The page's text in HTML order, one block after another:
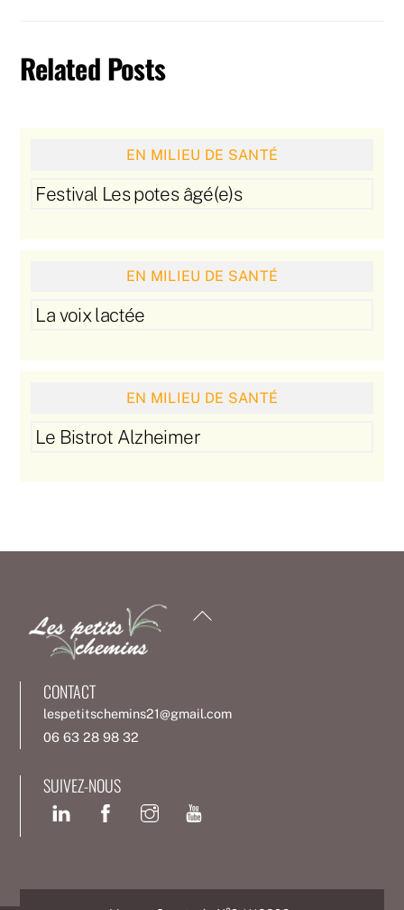
Related Posts
EN MILIEU DE SANTÉ
Festival Les potes âgé(e)s
EN MILIEU DE SANTÉ
La voix lactée
EN MILIEU DE SANTÉ
Le Bistrot Alzheimer
Back
CONTACT
lespetitschemins21@gmail.com
06 63 28 98 32
SUIVEZ-NOUS
Facebook